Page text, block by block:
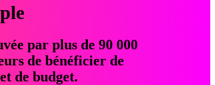
par plus de 90 000
de bénéficier de
de budget.